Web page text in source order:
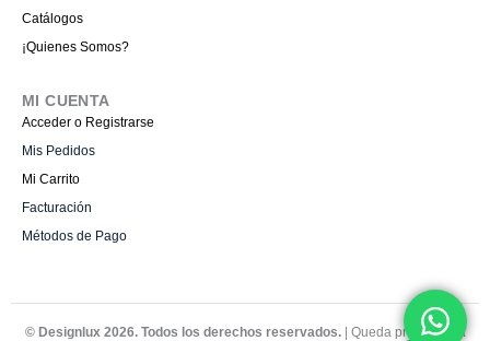
Catálogos
¡Quienes Somos?
MI CUENTA
Acceder o Registrarse
Mis Pedidos
Mi Carrito
Facturación
Métodos de Pago
© Designlux 2026. Todos los derechos reservados.| Queda prohibida la